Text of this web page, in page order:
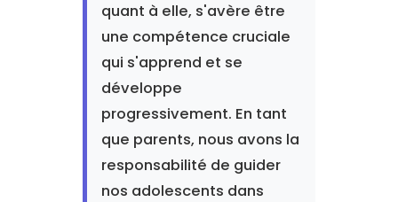
quant à elle, s'avère être
une compétence cruciale
qui s'apprend et se
développe
progressivement. En tant
que parents, nous avons la
responsabilité de guider
nos adolescents dans